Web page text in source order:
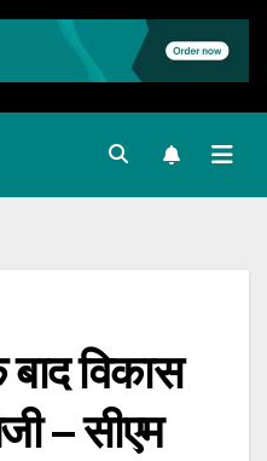
विकास
– सीएम